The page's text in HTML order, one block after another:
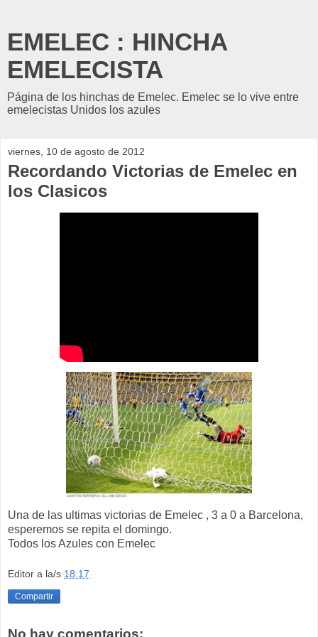
EMELEC : HINCHA
EMELECISTA
Página de los hinchas de Emelec. Emelec se lo vive entre
emelecistas Unidos los azules
viernes, 10 de agosto de 2012
Recordando Victorias de Emelec en
los Clasicos
Una de las ultimas victorias de Emelec , 3 a 0 a Barcelona,
esperemos se repita el domingo.
Todos los Azules con Emelec
Editor a la/s 18:17
Compartir
No hay comentarios: